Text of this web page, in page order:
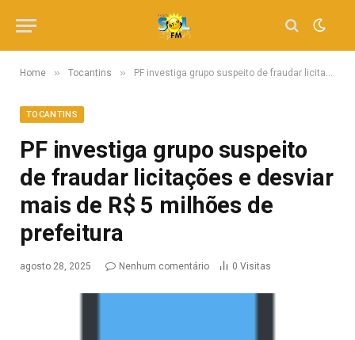
Home » Tocantins » PF investiga grupo suspeito de fraudar licitações e desviar mais de R$ 5 milhões de prefeitura
TOCANTINS
PF investiga grupo suspeito
de fraudar licitações e desviar
mais de R$ 5 milhões de
prefeitura
agosto 28, 2025 Nenhum comentário 0 Visitas